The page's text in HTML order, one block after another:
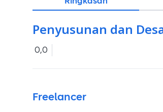
Penyusunan dan
0,0
Freelancer